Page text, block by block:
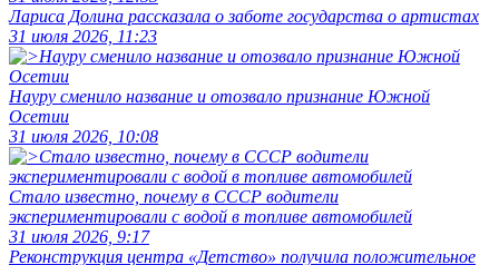
Лариса Долина рассказала о заботе государства о артистах
31 июля 2026, 11:23
Науру сменило название и отозвало признание Южной
Осетии
31 июля 2026, 10:08
Стало известно, почему в СССР водители
экспериментировали с водой в топливе автомобилей
31 июля 2026, 9:17
Реконструкция центра «Детство» получила положительное